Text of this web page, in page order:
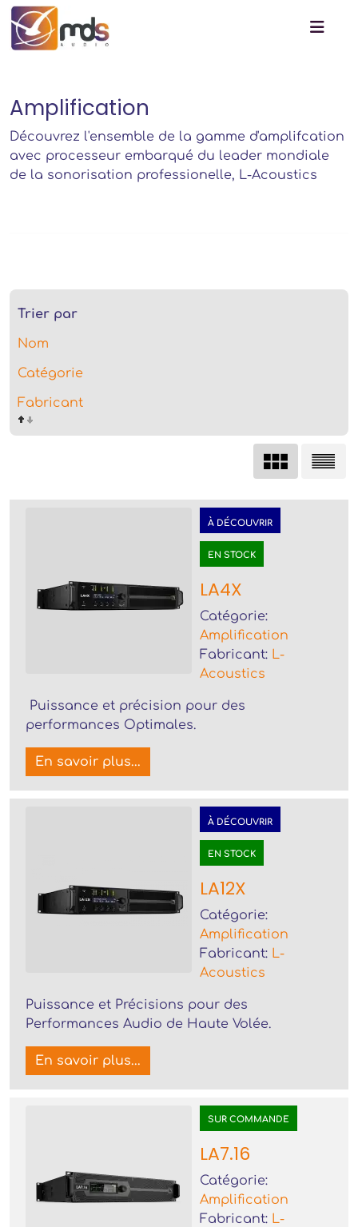
Amplification
Découvrez l'ensemble de la gamme d'amplifcation
avec processeur embarqué du leader mondiale
de la sonorisation professionelle, L-Acoustics
Trier par
Nom
Catégorie
Fabricant
À DÉCOUVRIR
EN STOCK
LA4X
Catégorie:
Amplification
Fabricant: L-
Acoustics
Puissance et précision pour des
performances Optimales.
En savoir plus...
À DÉCOUVRIR
EN STOCK
LA12X
Catégorie:
Amplification
Fabricant: L-
Acoustics
Puissance et Précisions pour des
Performances Audio de Haute Volée.
En savoir plus...
SUR COMMANDE
LA7.16
Catégorie:
Amplification
Fabricant: L-